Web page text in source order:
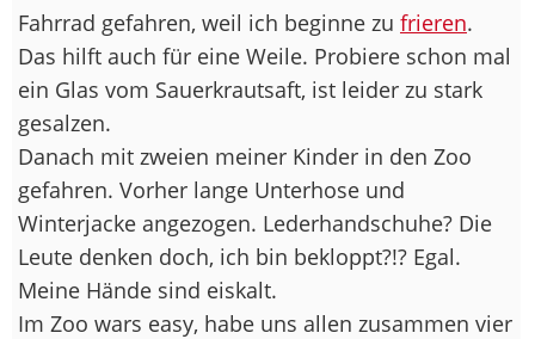
Fahrrad gefahren, weil ich beginne zu frieren.
Das hilft auch für eine Weile. Probiere schon mal
ein Glas vom Sauerkrautsaft, ist leider zu stark
gesalzen.
Danach mit zweien meiner Kinder in den Zoo
gefahren. Vorher lange Unterhose und
Winterjacke angezogen. Lederhandschuhe? Die
Leute denken doch, ich bin bekloppt?!? Egal.
Meine Hände sind eiskalt.
Im Zoo wars easy, habe uns allen zusammen vier